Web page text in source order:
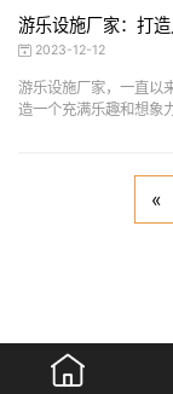
游乐设施厂家：打
2023-12-12
游乐设施厂家，一直以
造一个充满乐趣和想象
«